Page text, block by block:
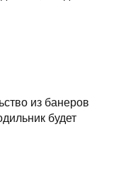
из банеров
будет